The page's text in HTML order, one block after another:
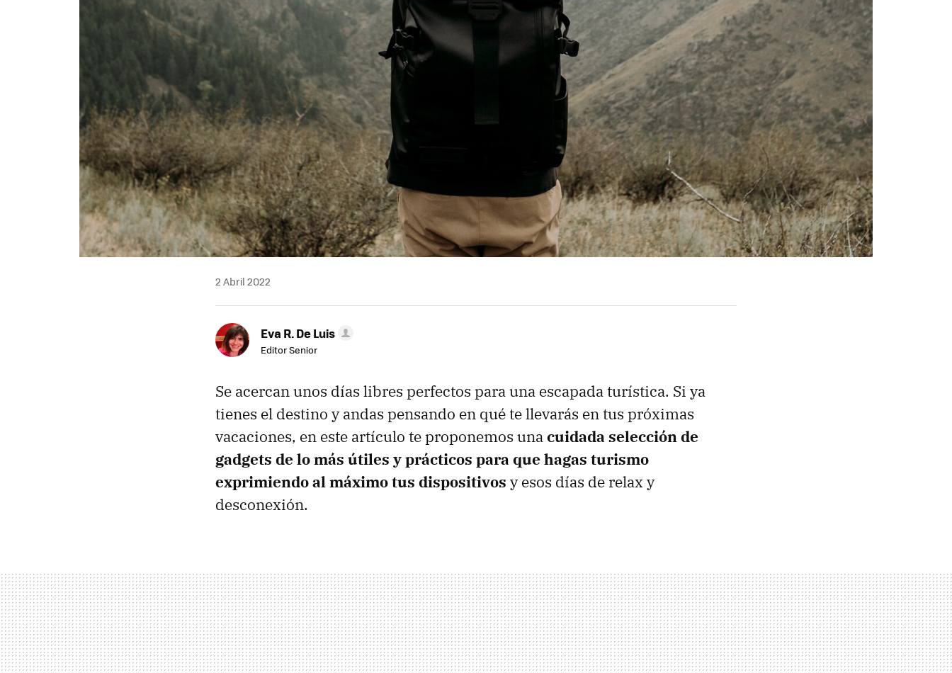
2 Abril 2022
Eva R. De Luis
Editor Senior
Se acercan unos días libres perfectos para una escapada turística. Si ya
tienes el destino y andas pensando en qué te llevarás en tus próximas
vacaciones, en este artículo te proponemos unacuidada selección de
gadgets de lo más útiles y prácticos para que hagas turismo
exprimiendo al máximo tus dispositivos y esos días de relax y
desconexión.